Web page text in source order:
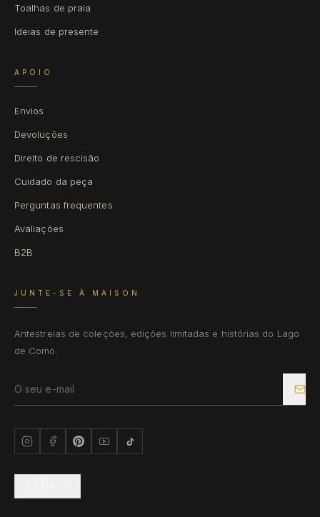
Toalhas de praia
Ideias de presente
APOIO
Envios
Devoluções
Direito de rescisão
Cuidado da peça
Perguntas frequentes
Avaliações
B2B
JUNTE-SE À MAISON
Antestreias de coleções, edições limitadas e histórias do Lago
de Como.